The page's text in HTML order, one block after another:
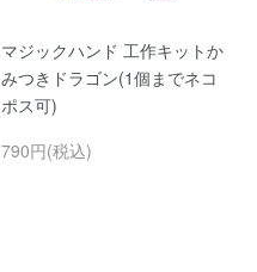
マジックハンド 工作キットか
みつきドラゴン(1個までネコ
ポス可)
790円(税込)